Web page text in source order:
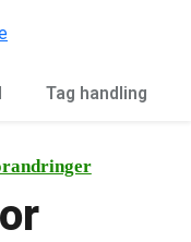
Tag handling